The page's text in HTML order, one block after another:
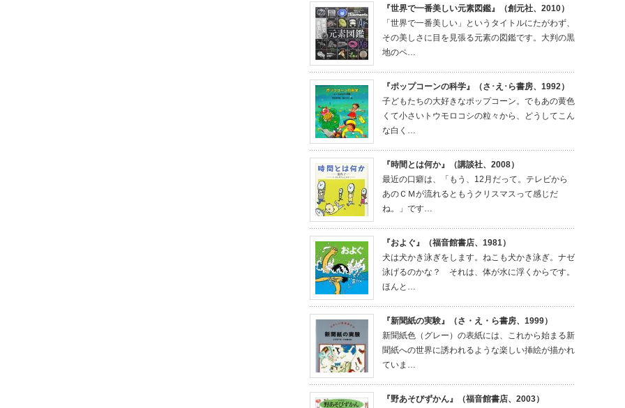
『世界で一番美しい元素図鑑』（創元社、2010）
「世界で一番美しい」というタイトルにたがわず、
その美しさに目を見張る元素の図鑑です。大判の黒
地のペ…
『ポップコーンの科学』（さ･え･ら書房、1992）
子どもたちの大好きなポップコーン。でもあの黄色
くて小さいトウモロコシの粒々から、どうしてこん
な白く…
『時間とは何か』（講談社、2008）
最近の口癖は、「もう、12月だって。テレビから
あのＣＭが流れるともうクリスマスって感じだ
ね。」です…
『およぐ』（福音館書店、1981）
犬は犬かき泳ぎをします。ねこも犬かき泳ぎ。ナゼ
泳げるのかな？ それは、体が水に浮くからです。
ほんと…
『新聞紙の実験』（さ・え・ら書房、1999）
新聞紙色（グレー）の表紙には、これから始まる新
聞紙への世界に誘われるような楽しい挿絵が描かれ
ていま…
『野あそびずかん』（福音館書店、2003）